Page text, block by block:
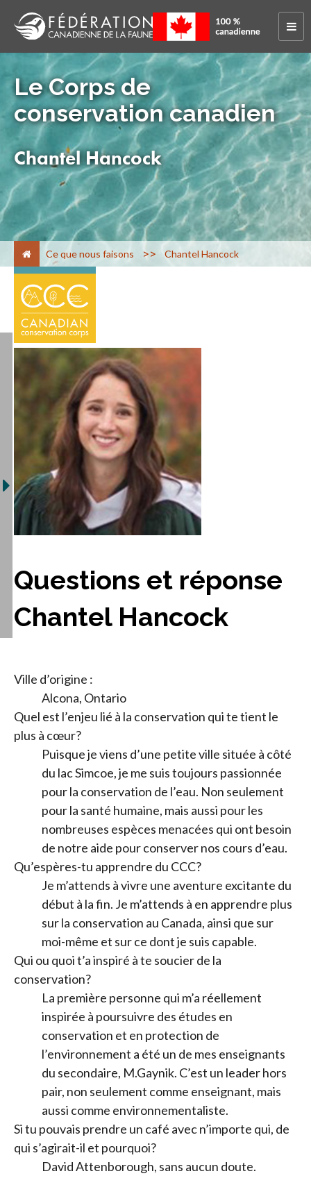
Le Corps de
conservation canadien
Chantel Hancock
Ce que nous faisons > Chantel Hancock
Questions et réponse
Chantel Hancock
Ville d’origine :
Alcona, Ontario
Quel est l’enjeu lié à la conservation qui te tient le
plus à cœur?
Puisque je viens d’une petite ville située à côté
du lac Simcoe, je me suis toujours passionnée
pour la conservation de l’eau. Non seulement
pour la santé humaine, mais aussi pour les
nombreuses espèces menacées qui ont besoin
de notre aide pour conserver nos cours d’eau.
Qu’espères-tu apprendre du CCC?
Je m’attends à vivre une aventure excitante du
début à la fin. Je m’attends à en apprendre plus
sur la conservation au Canada, ainsi que sur
moi-même et sur ce dont je suis capable.
Qui ou quoi t’a inspiré à te soucier de la
conservation?
La première personne qui m’a réellement
inspirée à poursuivre des études en
conservation et en protection de
l’environnement a été un de mes enseignants
du secondaire, M.Gaynik. C’est un leader hors
pair, non seulement comme enseignant, mais
aussi comme environnementaliste.
Si tu pouvais prendre un café avec n’importe qui, de
qui s’agirait-il et pourquoi?
David Attenborough, sans aucun doute.